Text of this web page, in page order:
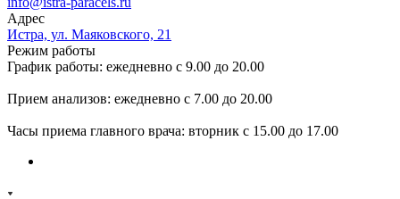
Адрес
Истра, ул. Маяковского, 21
Режим работы
График работы: ежедневно с 9.00 до 20.00
Прием анализов: ежедневно с 7.00 до 20.00
Часы приема главного врача: вторник с 15.00 до 17.00